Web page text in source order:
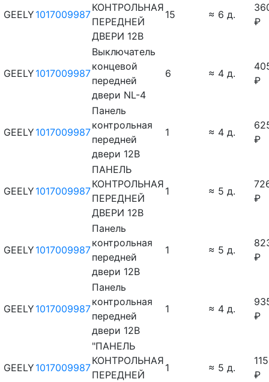
GEELY 1017009987
КОНТРОЛЬНАЯ
ПЕРЕДНЕЙ
ДВЕРИ 12В
15 ≈ 6 д.
₽
GEELY 1017009987
Выключатель
концевой
передней
двери NL-4
6 ≈ 4 д.
₽
GEELY 1017009987
Панель
контрольная
передней
двери 12В
1 ≈ 4 д.
₽
GEELY 1017009987
ПАНЕЛЬ
КОНТРОЛЬНАЯ
ПЕРЕДНЕЙ
ДВЕРИ 12В
1 ≈ 5 д.
₽
GEELY 1017009987
Панель
контрольная
передней
двери 12В
1 ≈ 5 д.
₽
GEELY 1017009987
Панель
контрольная
передней
двери 12В
1 ≈ 4 д.
₽
GEELY 1017009987
"ПАНЕЛЬ
КОНТРОЛЬНАЯ
ПЕРЕДНЕЙ
1 ≈ 5 д.
₽